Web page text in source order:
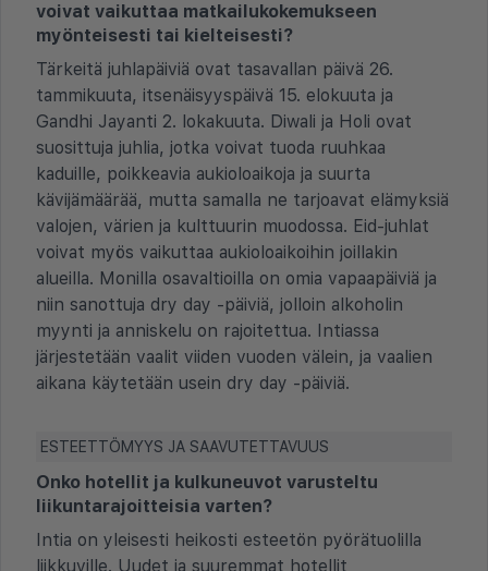
voivat vaikuttaa matkailukokemukseen
myönteisesti tai kielteisesti?
Tärkeitä juhlapäiviä ovat tasavallan päivä 26.
tammikuuta, itsenäisyyspäivä 15. elokuuta ja
Gandhi Jayanti 2. lokakuuta. Diwali ja Holi ovat
suosittuja juhlia, jotka voivat tuoda ruuhkaa
kaduille, poikkeavia aukioloaikoja ja suurta
kävijämäärää, mutta samalla ne tarjoavat elämyksiä
valojen, värien ja kulttuurin muodossa. Eid-juhlat
voivat myös vaikuttaa aukioloaikoihin joillakin
alueilla. Monilla osavaltioilla on omia vapaapäiviä ja
niin sanottuja dry day -päiviä, jolloin alkoholin
myynti ja anniskelu on rajoitettua. Intiassa
järjestetään vaalit viiden vuoden välein, ja vaalien
aikana käytetään usein dry day -päiviä.
ESTEETTÖMYYS JA SAAVUTETTAVUUS
Onko hotellit ja kulkuneuvot varusteltu
liikuntarajoitteisia varten?
Intia on yleisesti heikosti esteetön pyörätuolilla
liikkuville. Uudet ja suuremmat hotellit